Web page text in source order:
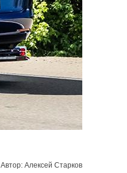
Автор: Алексей Старков